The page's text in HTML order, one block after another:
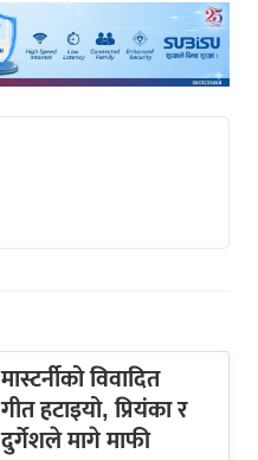
मास्टर्नीको विवादित
गीत हटाइयो, प्रियंका र
दुर्गेशले मागे माफी